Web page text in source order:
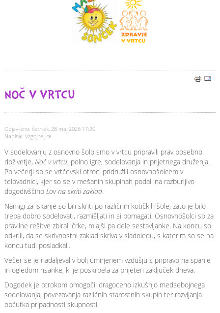
NOČ V VRTCU
Objavljeno: četrtek, 28 maj 2026 17:20
Napisal: Vzgojiteljice
V sodelovanju z osnovno šolo smo v vrtcu pripravili prav posebno
doživetje, Noč v vrtcu, polno igre, sodelovanja in prijetnega druženja.
Po večerji so se vrtčevski otroci pridružili osnovnošolcem v
telovadnici, kjer so se v mešanih skupinah podali na razburljivo
dogodivščino Lov na skriti zaklad.
Namigi za iskanje so bili skriti po različnih kotičkih šole, zato je bilo
treba dobro sodelovati, razmišljati in si pomagati. Osnovnošolci so za
pravilne rešitve zbirali črke, mlajši pa dele sestavljanke. Na koncu so
odkrili, da se skrivnostni zaklad skriva v sladoledu, s katerim so se na
koncu tudi posladkali.
Večer se je nadaljeval v bolj umirjenem vzdušju s pripravo na spanje
in ogledom risanke, ki je poskrbela za prijeten zaključek dneva.
Dogodek je otrokom omogočil dragoceno izkušnjo medsebojnega
sodelovanja, povezovanja različnih starostnih skupin ter razvijanja
občutka pripadnosti skupnosti.